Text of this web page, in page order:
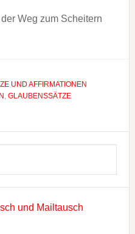
Weg zum Scheitern
UND AFFIRMATIONEN
, GLAUBENSSÄTZE